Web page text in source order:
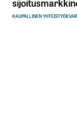
KAUPALLINEN YHTEISTYÖ